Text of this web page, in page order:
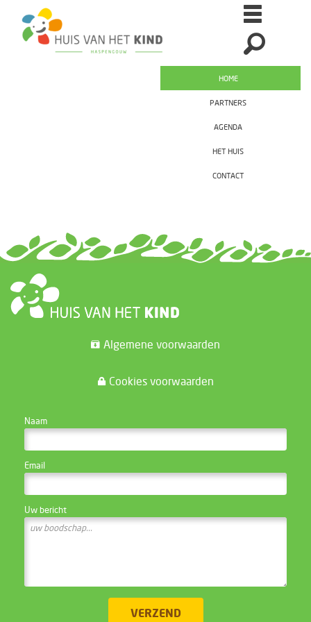
HOME
PARTNERS
AGENDA
HET HUIS
CONTACT
Algemene voorwaarden
Cookies voorwaarden
Naam
Email
Uw bericht
VERZEND